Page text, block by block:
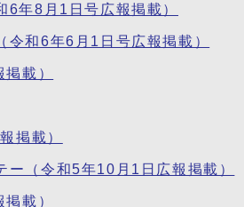
6年8月1日号広報掲載）
令和6年6月1日号広報掲載）
載）
掲載）
（令和5年10月1日広報掲載）
載）